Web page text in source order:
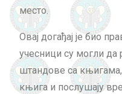
место.
Овај догађај је био
учесници су могли да
штандове са књигама,
књига и послушају